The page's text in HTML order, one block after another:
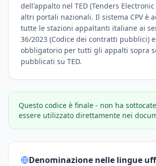
dell'appalto nel TED (Tenders
altri portali nazionali. Il sistema CPV è
tutte le stazioni appaltanti italiane ai
36/2023 (Codice dei contratti pubblici)
obbligatorio per tutti gli appalti sopra
pubblicati su TED.
Questo codice è finale - non ha
essere utilizzato direttamente nei
Denominazione nelle lingue